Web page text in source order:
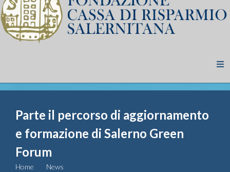
Fondazione
Attività
Contributi
Parte il percorso di aggiornamento
e formazione di Salerno Green
Forum
Home
News